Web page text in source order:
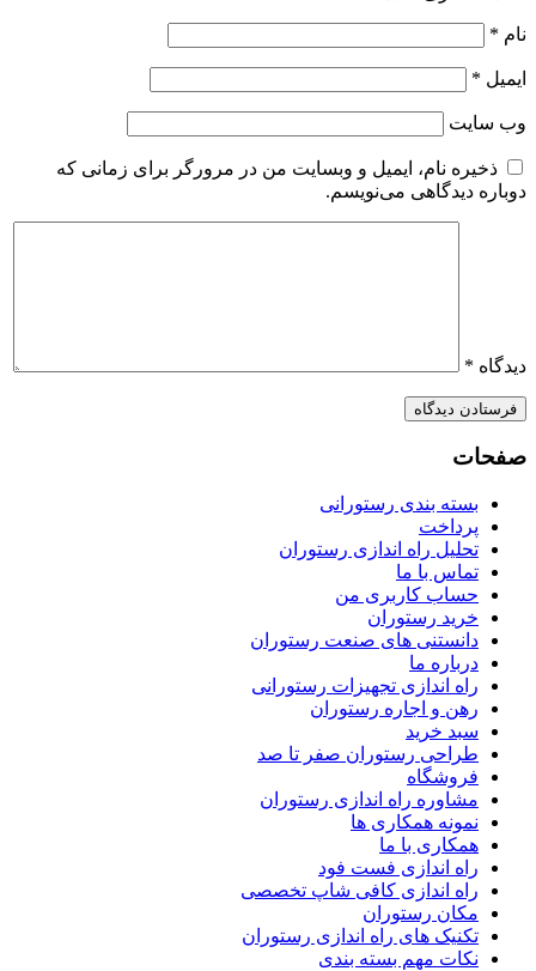
*
*
سایت
ذخیره نام، ایمیل و وبسایت من در مرورگر برای زمانی که
دیدگاهی می‌نویسم.
*
بسته بندی رستورانی
پرداخت
تحلیل راه اندازی رستوران
تماس با ما
حساب کاربری من
خرید رستوران
دانستنی های صنعت رستوران
درباره ما
راه اندازی تجهیزات رستورانی
رهن و اجاره رستوران
سبد خرید
طراحی رستوران صفر تا صد
فروشگاه
مشاوره راه اندازی رستوران
نمونه همکاری ها
همکاری با ما
راه اندازی فست فود
راه اندازی کافی شاپ تخصصی
مکان رستوران
تکنیک های راه اندازی رستوران
نکات مهم بسته بندی